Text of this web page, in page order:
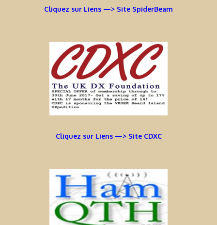
Cliquez sur Liens —> Site SpiderBeam
Cliquez sur Liens —> Site CDXC